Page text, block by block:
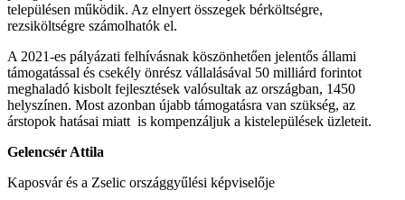
településen működik. Az elnyert összegek bérköltségre,
rezsiköltségre számolhatók el.
A 2021-es pályázati felhívásnak köszönhetően jelentős állami
támogatással és csekély önrész vállalásával 50 milliárd forintot
meghaladó kisbolt fejlesztések valósultak az országban, 1450
helyszínen. Most azonban újabb támogatásra van szükség, az
árstopok hatásai miatt is kompenzáljuk a kistelepülések üzleteit.
Gelencsér Attila
Kaposvár és a Zselic országgyűlési képviselője